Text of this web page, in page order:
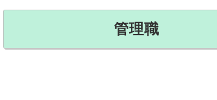
答
病院広報の活性化
管理職